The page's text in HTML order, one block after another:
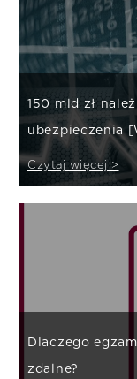
150 mld zł
ubezpieczenia
Czytaj więcej >
Dlaczego
zdalne?